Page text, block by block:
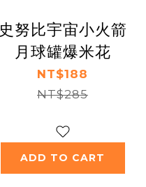
史努比宇宙小火箭
月球罐爆米花
NT$188
NT$285
ADD TO CART